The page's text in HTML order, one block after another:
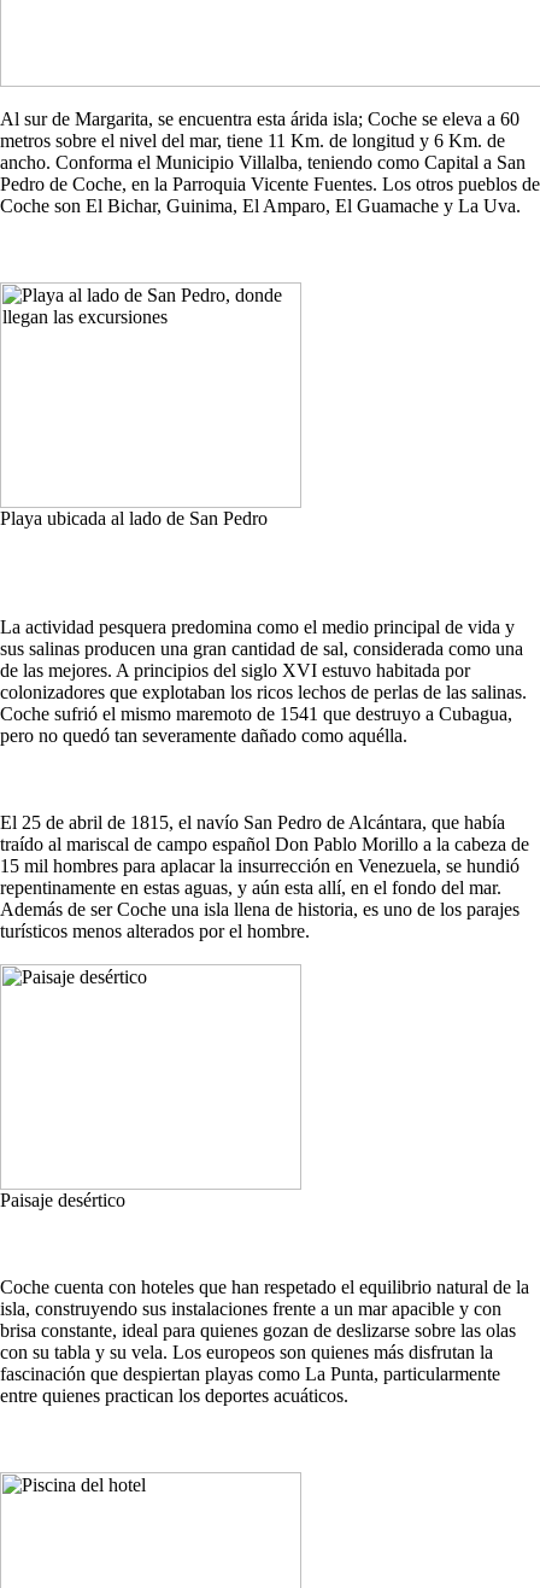
Al sur de Margarita, se encuentra esta árida isla; Coche se eleva a 60
metros sobre el nivel del mar, tiene 11 Km. de longitud y 6 Km. de
ancho. Conforma el Municipio Villalba, teniendo como Capital a San
Pedro de Coche, en la Parroquia Vicente Fuentes. Los otros pueblos de
Coche son El Bichar, Guinima, El Amparo, El Guamache y La Uva.
Playa ubicada al lado de San Pedro
La actividad pesquera predomina como el medio principal de vida y
sus salinas producen una gran cantidad de sal, considerada como una
de las mejores. A principios del siglo XVI estuvo habitada por
colonizadores que explotaban los ricos lechos de perlas de las salinas.
Coche sufrió el mismo maremoto de 1541 que destruyo a Cubagua,
pero no quedó tan severamente dañado como aquélla.
El 25 de abril de 1815, el navío San Pedro de Alcántara, que había
traído al mariscal de campo español Don Pablo Morillo a la cabeza de
15 mil hombres para aplacar la insurrección en Venezuela, se hundió
repentinamente en estas aguas, y aún esta allí, en el fondo del mar.
Además de ser Coche una isla llena de historia, es uno de los parajes
turísticos menos alterados por el hombre.
Paisaje desértico
Coche cuenta con hoteles que han respetado el equilibrio natural de la
isla, construyendo sus instalaciones frente a un mar apacible y con
brisa constante, ideal para quienes gozan de deslizarse sobre las olas
con su tabla y su vela. Los europeos son quienes más disfrutan la
fascinación que despiertan playas como La Punta, particularmente
entre quienes practican los deportes acuáticos.